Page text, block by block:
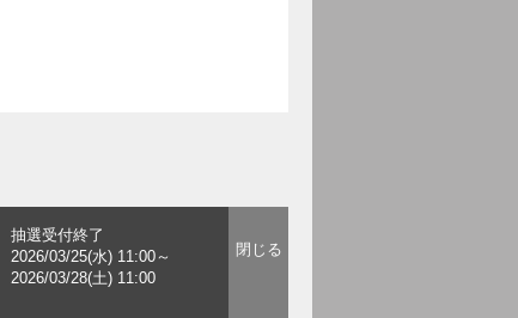
抽選受付終了
2026/03/25(水) 11:00～
2026/03/28(土) 11:00